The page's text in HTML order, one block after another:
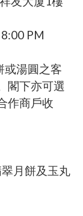
PM
或湯圓之客
閣下亦可選
作商戶收
月餅及玉丸